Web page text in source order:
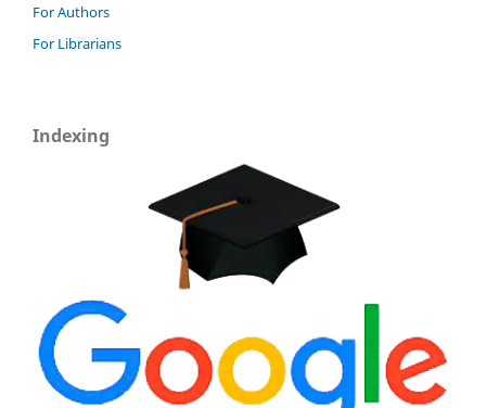
For Authors
For Librarians
Indexing